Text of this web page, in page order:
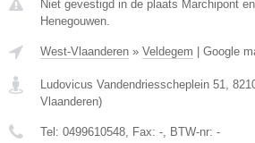
Niet gevestigd in de plaats Marchipont
Henegouwen.
West-Vlaanderen » Veldegem | Google
Ludovicus Vandendriesscheplein 51
Vlaanderen)
Tel: 0499610548 , Fax: - , BTW-nr: -